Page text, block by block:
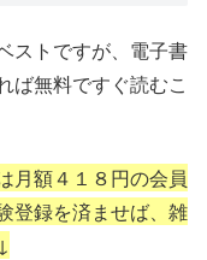
ストですが、電子書
ば無料ですぐ読むこ
月額４１８円の会員
登録を済ませば、雑